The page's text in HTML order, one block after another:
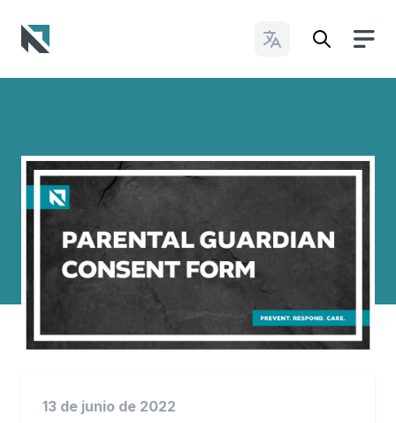
Cambiar idioma
13 de junio de 2022